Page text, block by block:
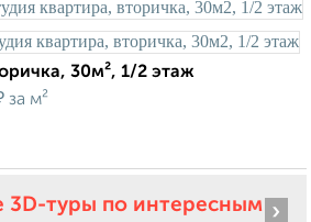
30м², 1/2 этаж
за м²
3D-туры по интересным ›